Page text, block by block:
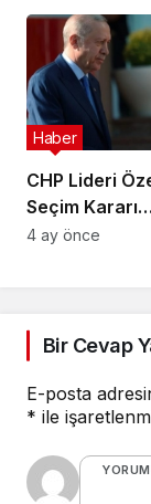
Aksaklıklara
CHP Lideri
Seçim Kararı
Yürütmenin
Haber
4 ay önce
Bir Cevap
E-posta
* ile